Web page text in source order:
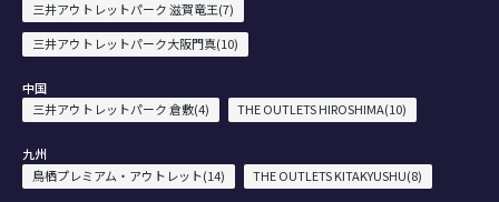
三井アウトレットパーク 滋賀竜王(7)
三井アウトレットパーク大阪門真(10)
中国
三井アウトレットパーク 倉敷(4)
THE OUTLETS HIROSHIMA(10)
九州
鳥栖プレミアム・アウトレット(14)
THE OUTLETS KITAKYUSHU(8)